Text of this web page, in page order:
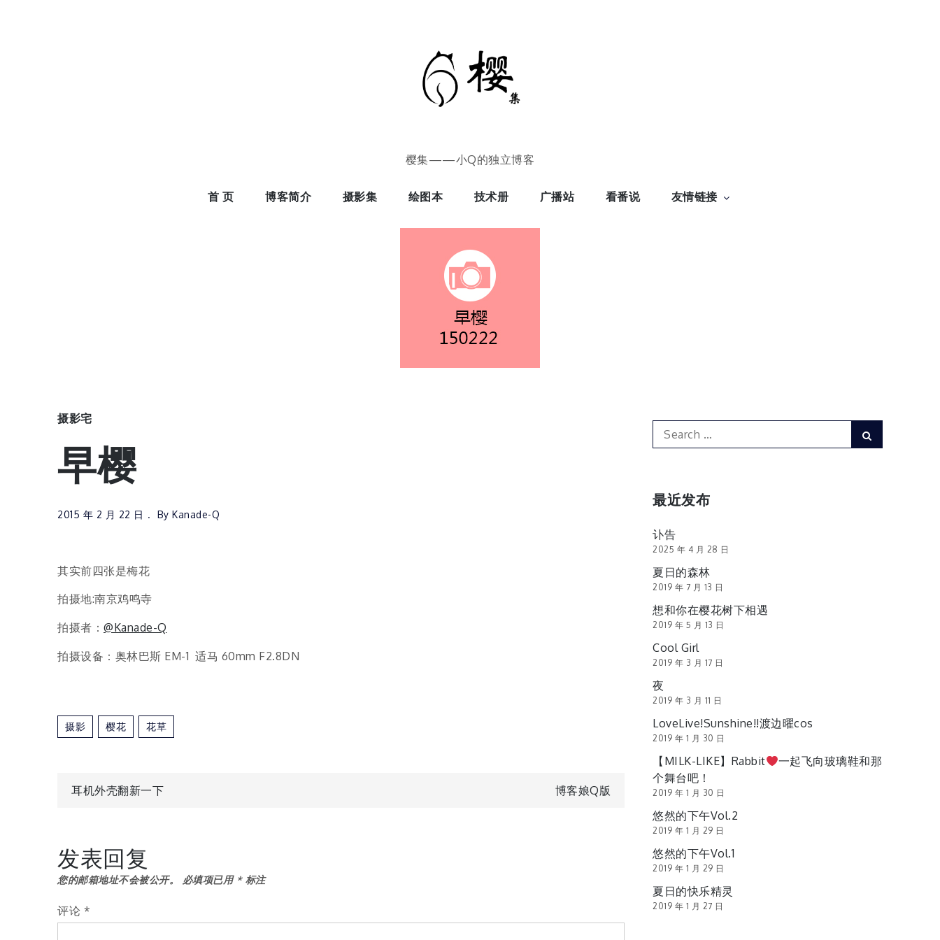
樱集——小Q的独立博客
首 页 博客简介 摄影集 绘图本 技术册 广播站 看番说 友情链接
摄影宅
早樱
2015 年 2 月 22 日 By Kanade-Q
其实前四张是梅花
拍摄地:南京鸡鸣寺
拍摄者： @Kanade-Q
拍摄设备：奥林巴斯 EM-1 适马 60mm F2.8DN
摄影 樱花 花草
文
导
航
耳机外壳翻新一下 博客娘Q版
发表回复
您的邮箱地址不会被公开。 必填项已用 *标注
评论 *
Search
for:
最近发布
讣告
2025 年 4 月 28 日
夏日的森林
2019 年 7 月 13 日
想和你在樱花树下相遇
2019 年 5 月 13 日
Cool Girl
2019 年 3 月 17 日
夜
2019 年 3 月 11 日
LoveLive!Sunshine!!渡边曜cos
2019 年 1 月 30 日
【MILK-LIKE】Rabbit
一起飞向玻璃鞋和那
个舞台吧！
2019 年 1 月 30 日
悠然的下午Vol.2
2019 年 1 月 29 日
悠然的下午Vol.1
2019 年 1 月 29 日
夏日的快乐精灵
2019 年 1 月 27 日